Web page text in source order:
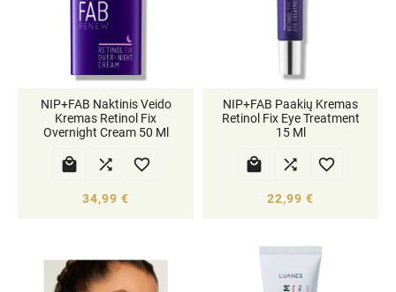
NIP+FAB Naktinis Veido
Kremas Retinol Fix
Overnight Cream 50 Ml
  
34,99 €
NIP+FAB Paakių Kremas
Retinol Fix Eye Treatment
15 Ml
  
22,99 €